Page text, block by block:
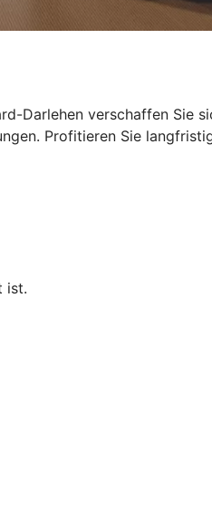
Darlehen verschaffen Sie
Profitieren Sie
ist.